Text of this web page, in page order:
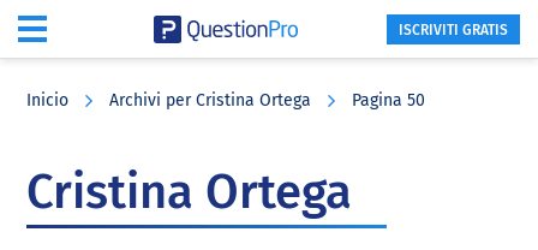
ISCRIVITI GRATIS
Inicio Archivi per Cristina Ortega Pagina 50
Cristina Ortega